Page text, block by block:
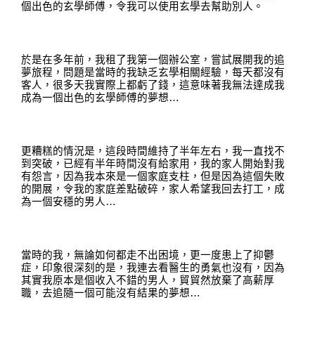
個出色的玄學師傅 ， 令我可以使用玄學去幫助別人 。
於是在多年前 ， 我租了我第一個辦公室 ， 嘗試展開我的追
夢旅程 ， 問題是當時的我缺乏玄學相關經驗 ， 每天都沒有
客人 ， 很多天我實際上都虧了錢 ， 這意味著我無法達成我
成為一個出色的玄學師傅的夢想…
更糟糕的情況是 ， 這段時間維持了半年左右 ， 我一直找不
到突破 ， 已經有半年時間沒有給家用 ， 我的家人開始對我
有怨言 ， 因為我本來是一個家庭支柱 ， 但是因為這個失敗
的開展 ， 令我的家庭差點破碎 ， 家人希望我回去打工 ， 成
為一個安穩的男人 …
當時的我 ， 無論如何都走不出困境 ， 更一度患上了抑鬱
症 ， 印象很深刻的是 ， 我連去看醫生的勇氣也沒有 ， 因為
其實我原本是個收入不錯的男人 ， 貿貿然放棄了高薪厚
職 ， 去追隨一個可能沒有結果的夢想…